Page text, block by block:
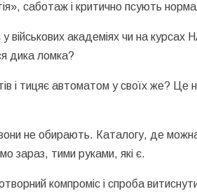
саботаж і критично псують
академіях чи на курсах
дика ломка?
і тицяє автоматом у своїх же? Це
не обирають. Каталогу, де
зараз, тими руками, які є.
компроміс і спроба